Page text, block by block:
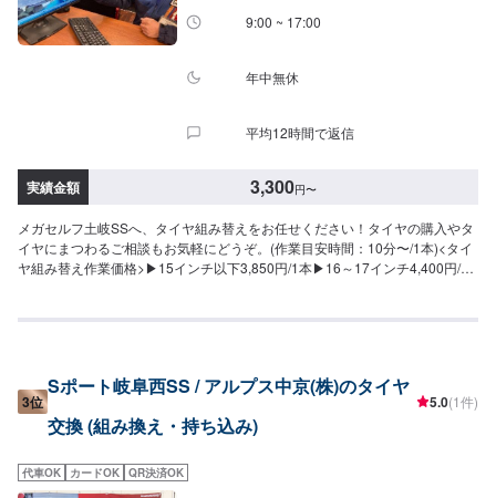
9:00 ~ 17:00
年中無休
平均12時間で返信
実績金額 3,300円〜
メガセルフ土岐SSへ、タイヤ組み替えをお任せください！タイヤの購入やタ
イヤにまつわるご相談もお気軽にどうぞ。(作業目安時間：10分〜/1本)<タイ
ヤ組み替え作業価格>▶︎15インチ以下3,850円/1本▶︎16～17インチ4,400円/1
3位
Sポート岐阜西SS / アルプス中京(株)のタイヤ
交換 (組み換え・持ち込み)
5.0(1件)
代車OK カードOK QR決済OK